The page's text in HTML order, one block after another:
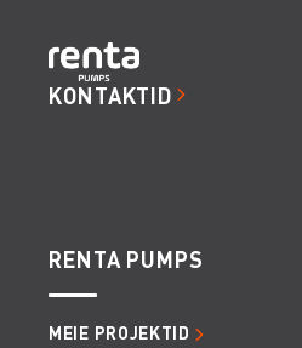
KONTAKTID
RENTA PUMPS
MEIE PROJEKTID